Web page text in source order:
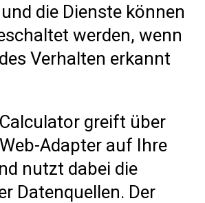
die Dienste können
werden, wenn
Verhalten erkannt
greift über
Adapter auf Ihre
nutzt dabei die
Datenquellen. Der